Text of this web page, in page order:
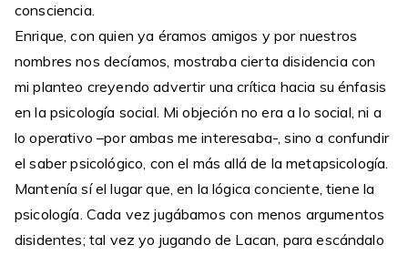
consciencia.
Enrique, con quien ya éramos amigos y por nuestros
nombres nos decíamos, mostraba cierta disidencia con
mi planteo creyendo advertir una crítica hacia su énfasis
en la psicología social. Mi objeción no era a lo social, ni a
lo operativo –por ambas me interesaba-, sino a confundir
el saber psicológico, con el más allá de la metapsicología.
Mantenía sí el lugar que, en la lógica conciente, tiene la
psicología. Cada vez jugábamos con menos argumentos
disidentes; tal vez yo jugando de Lacan, para escándalo